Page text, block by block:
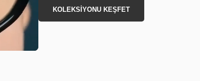
KOLEKSİYONU KEŞFET